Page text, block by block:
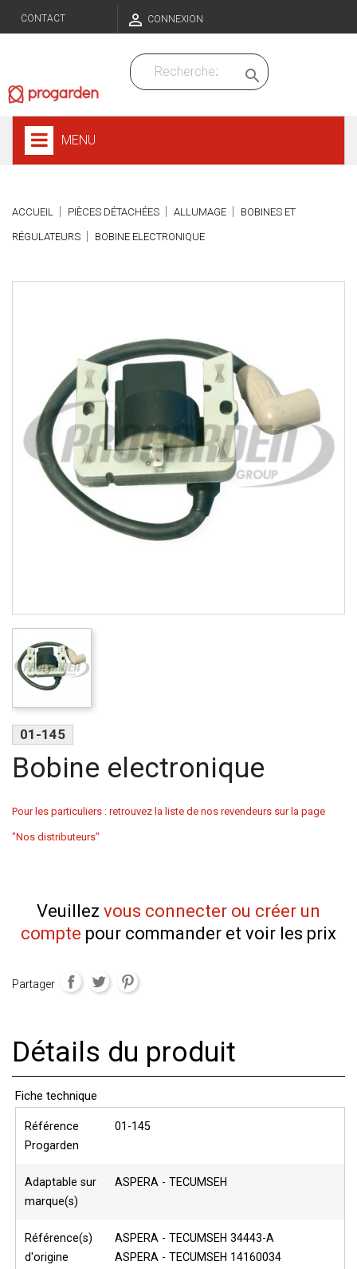
CONTACT  CONNEXION

MENU
ACCUEIL PIÈCES DÉTACHÉES ALLUMAGE BOBINES ET
RÉGULATEURS BOBINE ELECTRONIQUE
01-145
Bobine electronique
Pour les particuliers : retrouvez la liste de nos revendeurs sur la page
"Nos distributeurs"
Veuillez vous connecter ou créer un
compte pour commander et voir les prix
Partager
Détails du produit
Fiche technique
Référence
Progarden
01-145
Adaptable sur
marque(s)
ASPERA - TECUMSEH
Référence(s)
d'origine
ASPERA - TECUMSEH 34443-A
ASPERA - TECUMSEH 14160034